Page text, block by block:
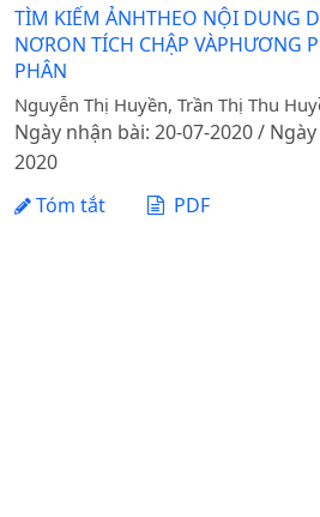
TÌM KIẾM ẢNHTHEO NỘI DUNG
NƠRON TÍCH CHẬP VÀPHƯƠNG
PHÂN
Nguyễn Thị Huyền, Trần Thị Thu
Ngày nhận bài: 20-07-2020 /
2020
Tóm tắt
PDF